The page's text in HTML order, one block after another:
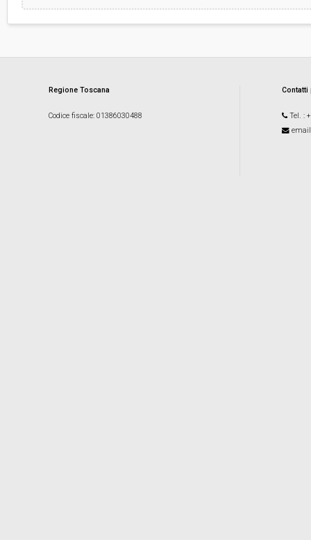
Regione Toscana
Codice fiscale: 01386030488 Tel. :
email